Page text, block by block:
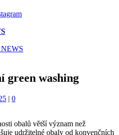
green washing
| 0
obalů větší význam než
udržitelné obaly od konvenčních